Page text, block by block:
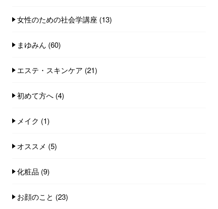
女性のための社会学講座 (13)
まゆみん (60)
エステ・スキンケア (21)
初めて方へ (4)
メイク (1)
オススメ (5)
化粧品 (9)
お顔のこと (23)